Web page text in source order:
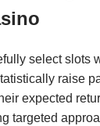
select slots
raise
expected
targeted